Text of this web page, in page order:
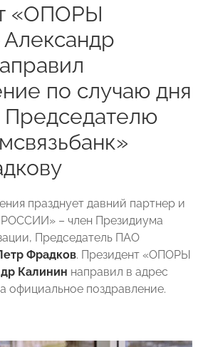
«ОПОРЫ
по случаю дня
празднует давний партнер и
– член Президиума
Председатель ПАО
Фрадков. Президент «ОПОРЫ
Калинин направил в адрес
официальное поздравление.